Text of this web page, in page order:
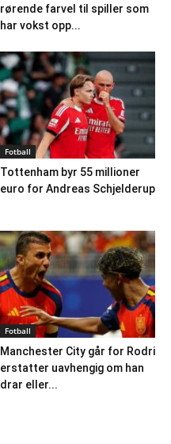
rørende farvel til spiller som
har vokst opp...
Fotball
Tottenham byr 55 millioner
euro for Andreas Schjelderup
Fotball
Manchester City går for Rodri
erstatter uavhengig om han
drar eller...